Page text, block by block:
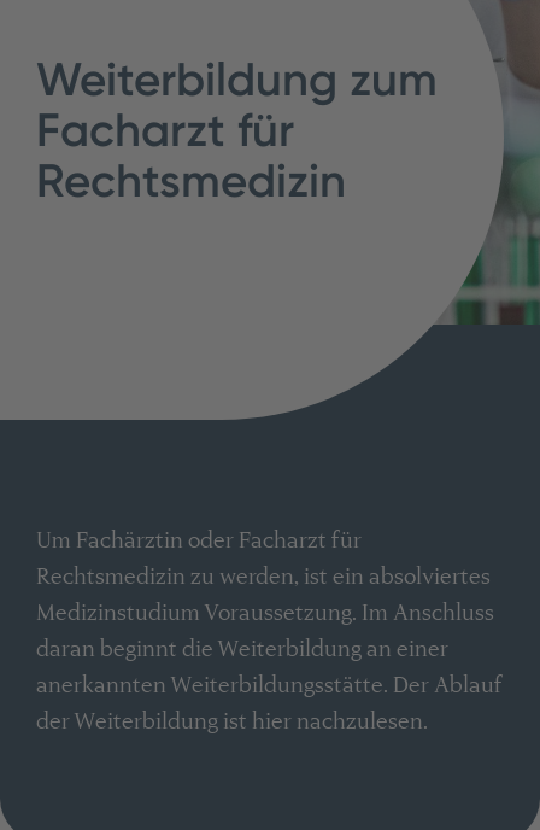
Weiterbildung zum
Facharzt für
Rechtsmedizin
Um Fachärztin oder Facharzt für
Rechtsmedizin zu werden, ist ein absolviertes
Medizinstudium Voraussetzung. Im Anschluss
daran beginnt die Weiterbildung an einer
anerkannten Weiterbildungsstätte. Der Ablauf
der Weiterbildung ist hier nachzulesen.